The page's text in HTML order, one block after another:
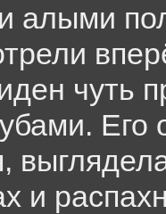
алыми
чуть
Его
и